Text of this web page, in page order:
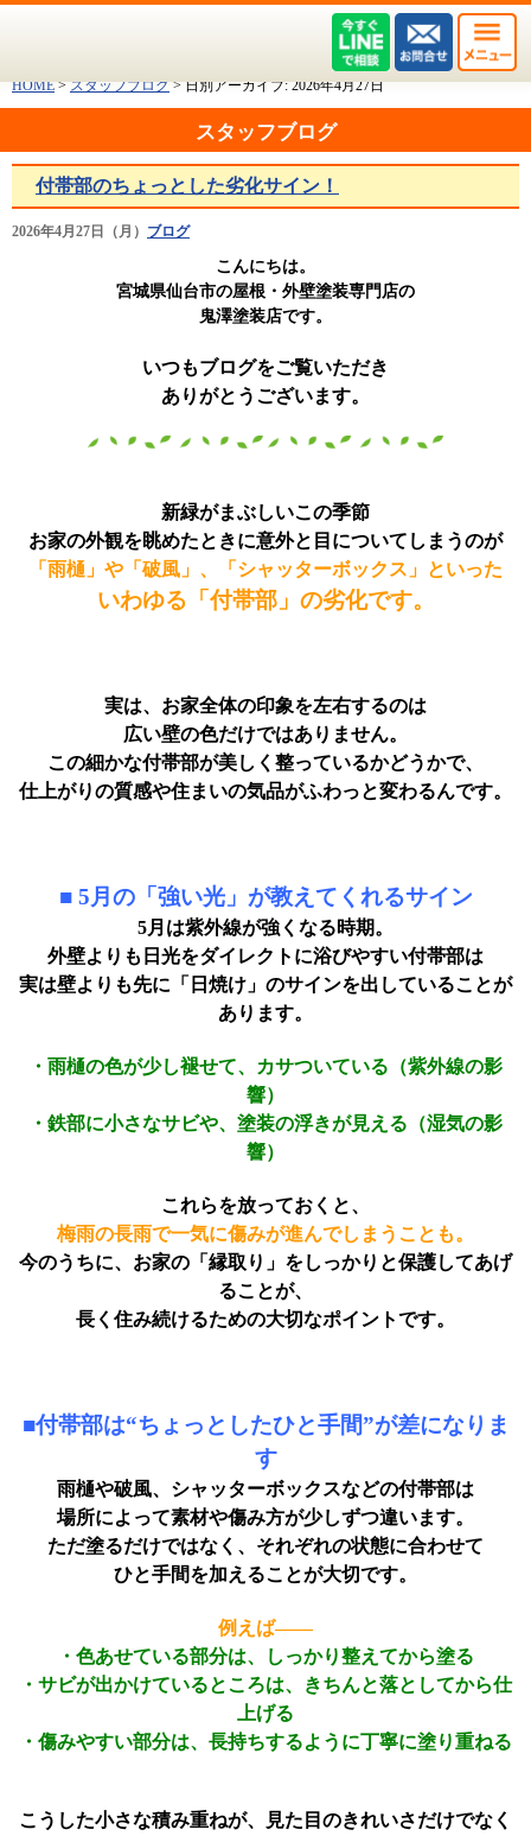
HOME > スタッフブログ > 日別アーカイブ:2026年4月27日
スタッフブログ
付帯部のちょっとした劣化サイン！
2026年4月27日（月） ブログ
こんにちは。
宮城県仙台市の屋根・外壁塗装専門店の
鬼澤塗装店です。
いつもブログをご覧いただき
ありがとうございます。
新緑がまぶしいこの季節
お家の外観を眺めたときに意外と目についてしまうのが
「雨樋」や「破風」、「シャッターボックス」といった
いわゆる「付帯部」の劣化です。
実は、お家全体の印象を左右するのは
広い壁の色だけではありません。
この細かな付帯部が美しく整っているかどうかで、
仕上がりの質感や住まいの気品がふわっと変わるんです。
■ 5月の「強い光」が教えてくれるサイン
5月は紫外線が強くなる時期。
外壁よりも日光をダイレクトに浴びやすい付帯部は
実は壁よりも先に「日焼け」のサインを出していることが
あります。
・雨樋の色が少し褪せて、カサついている（紫外線の影
響）
・鉄部に小さなサビや、塗装の浮きが見える（湿気の影
響）
これらを放っておくと、
梅雨の長雨で一気に傷みが進んでしまうことも。
今のうちに、お家の「縁取り」をしっかりと保護してあげ
ることが、
長く住み続けるための大切なポイントです。
■付帯部は“ちょっとしたひと手間”が差になりま
す
雨樋や破風、シャッターボックスなどの付帯部は
場所によって素材や傷み方が少しずつ違います。
ただ塗るだけではなく、それぞれの状態に合わせて
ひと手間を加えることが大切です。
例えば——
・色あせている部分は、しっかり整えてから塗る
・サビが出かけているところは、きちんと落としてから仕
上げる
・傷みやすい部分は、長持ちするように丁寧に塗り重ねる
こうした小さな積み重ねが、見た目のきれいさだけでなく